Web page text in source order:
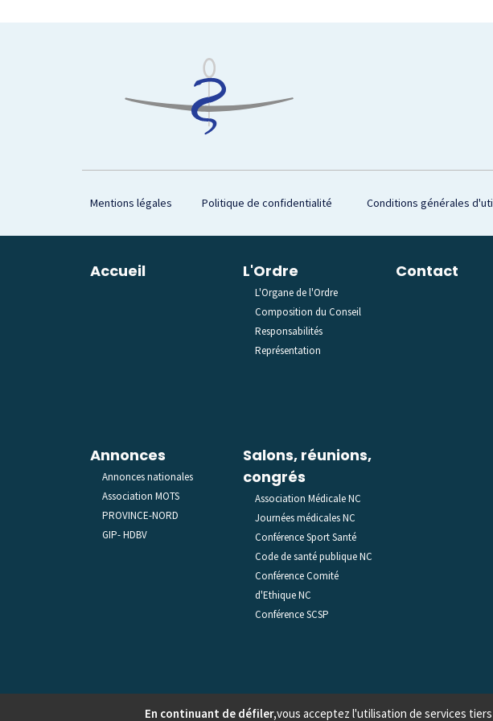
Mentions légales Politique de confidentialité Conditions générales
Accueil L'Ordre
L'Organe de l'Ordre
Composition du Conseil
Responsabilités
Représentation
Contact
Annonces
Annonces nationales
Association MOTS
PROVINCE-NORD
GIP- HDBV
Salons, réunions,
congrés
Association Médicale NC
Journées médicales NC
Conférence Sport Santé
Code de santé publique NC
Conférence Comité
d'Ethique NC
Conférence SCSP
En continuant de défiler,vous acceptez l'utilisation de services